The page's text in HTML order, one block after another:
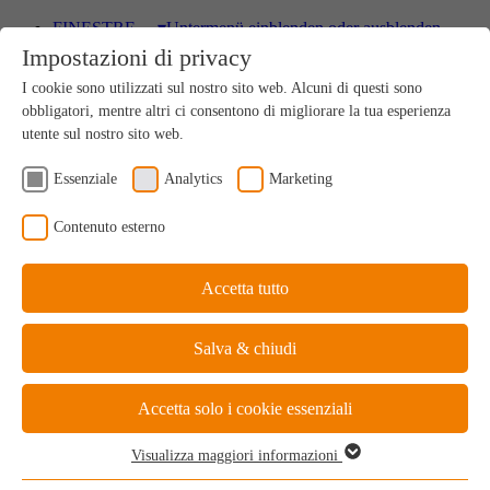
FINESTRE ▾Untermenü einblenden oder ausblenden
Legno
Prodotto naturale sostenibile uni-co nel suo genere
Legno-Alluminio
All’interno sensazione di natura-lezza, all’esterno
Bilancio ideale costi-benefici
PVC-Alluminio
Impostazioni di privacy
I cookie sono utilizzati sul nostro sito web. Alcuni di questi sono
obbligatori, mentre altri ci consentono di migliorare la tua esperienza
utente sul nostro sito web.
Essenziale Analytics Marketing
Contenuto esterno
Accetta tutto
Salva & chiudi
Accetta solo i cookie essenziali
Visualizza maggiori informazioni